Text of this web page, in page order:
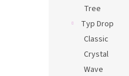
Tree
Typ Drop
Classic
Crystal
Wave